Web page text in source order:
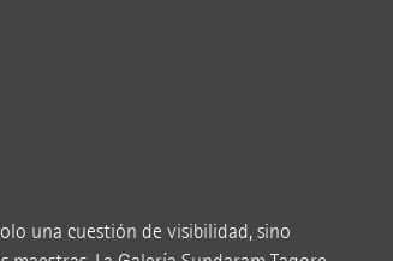
una cuestión de visibilidad, sino